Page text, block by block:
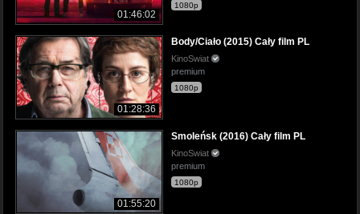
01:46:02
1080p
01:28:36
Body/Ciało (2015) Cały film PL
KinoSwiat
premium
1080p
01:55:20
Smoleńsk (2016) Cały film PL
KinoSwiat
premium
1080p